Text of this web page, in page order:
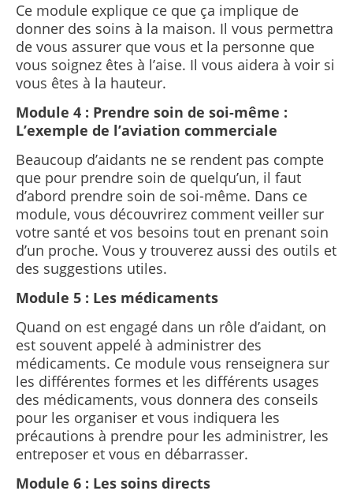
Ce module explique ce que ça implique de
donner des soins à la maison. Il vous permettra
de vous assurer que vous et la personne que
vous soignez êtes à l’aise. Il vous aidera à voir si
vous êtes à la hauteur.
Module 4 : Prendre soin de soi-même :
L’exemple de l’aviation commerciale
Beaucoup d’aidants ne se rendent pas compte
que pour prendre soin de quelqu’un, il faut
d’abord prendre soin de soi-même. Dans ce
module, vous découvrirez comment veiller sur
votre santé et vos besoins tout en prenant soin
d’un proche. Vous y trouverez aussi des outils et
des suggestions utiles.
Module 5 : Les médicaments
Quand on est engagé dans un rôle d’aidant, on
est souvent appelé à administrer des
médicaments. Ce module vous renseignera sur
les différentes formes et les différents usages
des médicaments, vous donnera des conseils
pour les organiser et vous indiquera les
précautions à prendre pour les administrer, les
entreposer et vous en débarrasser.
Module 6 : Les soins directs